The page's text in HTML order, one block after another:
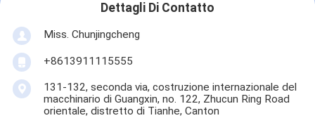
Dettagli Di Contatto
Miss. Chunjingcheng
+8613911115555
131-132, seconda via, costruzione internazionale del
macchinario di Guangxin, no. 122, Zhucun Ring Road
orientale, distretto di Tianhe, Canton